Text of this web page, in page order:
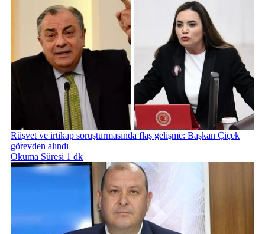
Rüşvet ve irtikap soruşturmasında flaş gelişme: Başkan Çiçek
görevden alındı
Okuma Süresi 1 dk